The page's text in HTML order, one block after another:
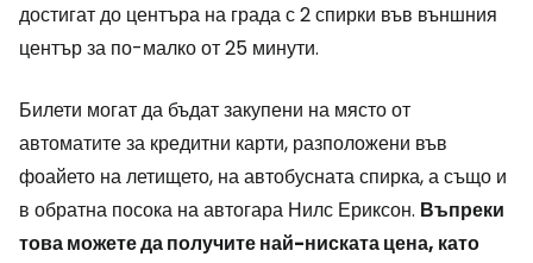
достигат до центъра на града с 2 спирки във външния
център за по-малко от 25 минути.
Билети могат да бъдат закупени на място от
автоматите за кредитни карти, разположени във
фоайето на летището, на автобусната спирка, а също и
в обратна посока на автогара Нилс Ериксон. Въпреки
това можете да получите най-ниската цена, като